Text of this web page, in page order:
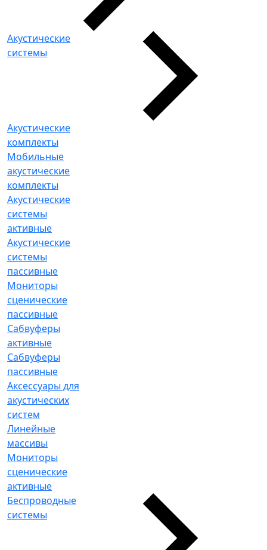
Акустические
системы
Акустические
комплекты
Мобильные
акустические
комплекты
Акустические
системы
активные
Акустические
системы
пассивные
Мониторы
сценические
пассивные
Сабвуферы
активные
Сабвуферы
пассивные
Аксессуары для
акустических
систем
Линейные
массивы
Мониторы
сценические
активные
Беспроводные
системы